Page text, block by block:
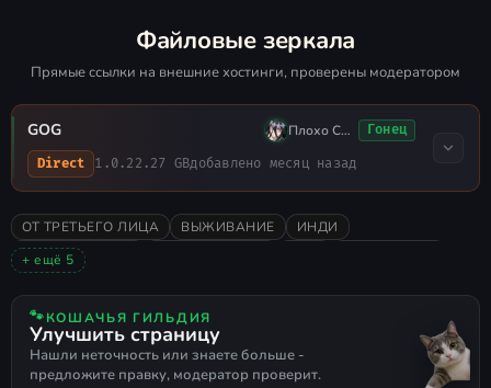
Файловые зеркала
Прямые ссылки на внешние хостинги, проверены модератором
GOG Плохо Спал Гонец
Direct 1.0.2 2.27 GBдобавлено месяц назад
ОТ ТРЕТЬЕГО ЛИЦА ВЫЖИВАНИЕ
ИНДИ
ГОЛОВОЛОМКИ
ЛИНЕЙНАЯ
+ ещё 5
🐾КОШАЧЬЯ ГИЛЬДИЯ
Улучшить страницу
Нашли неточность или знаете больше -
предложите правку, модератор проверит.